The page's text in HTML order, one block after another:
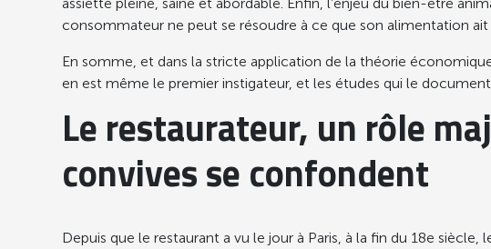
consommateur ne peut se résoudre à ce que son alimentation
En somme, et dans la stricte application de la théorie
en est même le premier instigateur, et les études qui le
Le restaurateur, un rôle
convives se confondent
Depuis que le restaurant a vu le jour à Paris, à la fin du 18e